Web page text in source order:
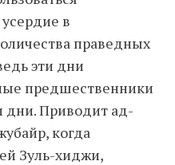
в
праведных
эти дни
предшественники
дни. Приводит ад-
когда
Зуль-хиджи,